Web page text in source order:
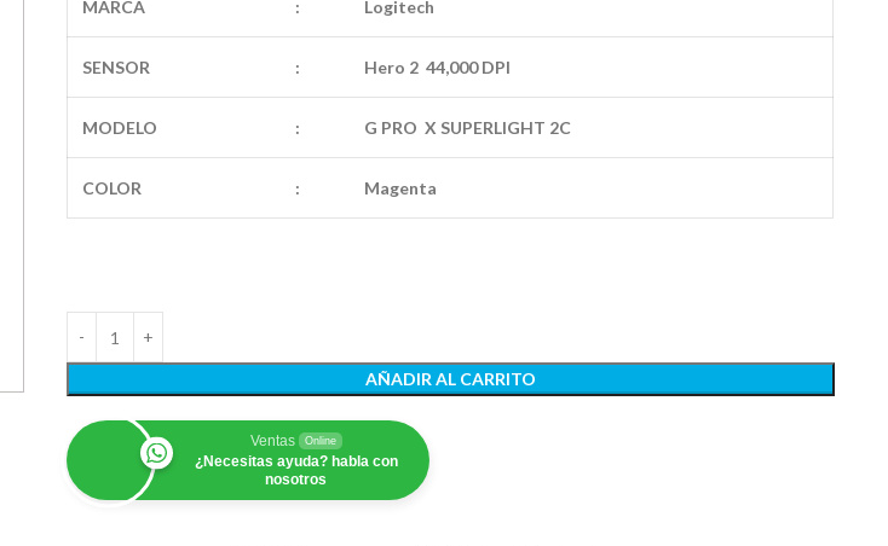
MARCA : Logitech
SENSOR : Hero 2 44,000 DPI
MODELO : G PRO X SUPERLIGHT 2C
COLOR : Magenta
AÑADIR AL CARRITO
Ventas Online
¿Necesitas ayuda? habla con
nosotros